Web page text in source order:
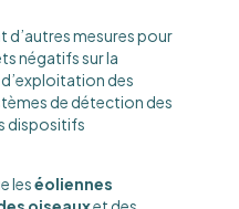
d’autres mesures pour
négatifs sur la
des
de détection des
dispositifs
leséoliennes